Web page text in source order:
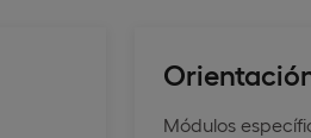
Módulos